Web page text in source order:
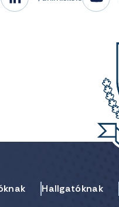
Hallgatóknak